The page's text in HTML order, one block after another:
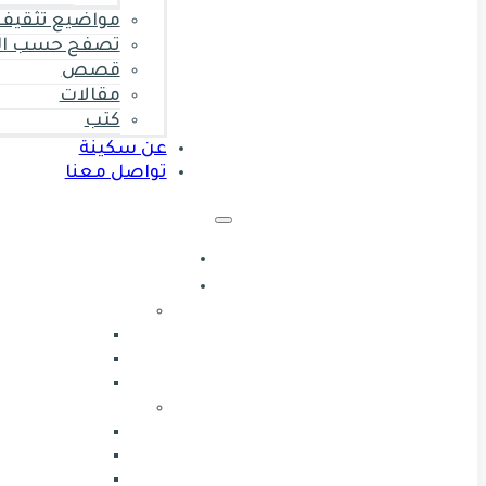
مواضيع
تصفح حسب
قصص
مقالات
كتب
عن سكينة
تواصل معنا